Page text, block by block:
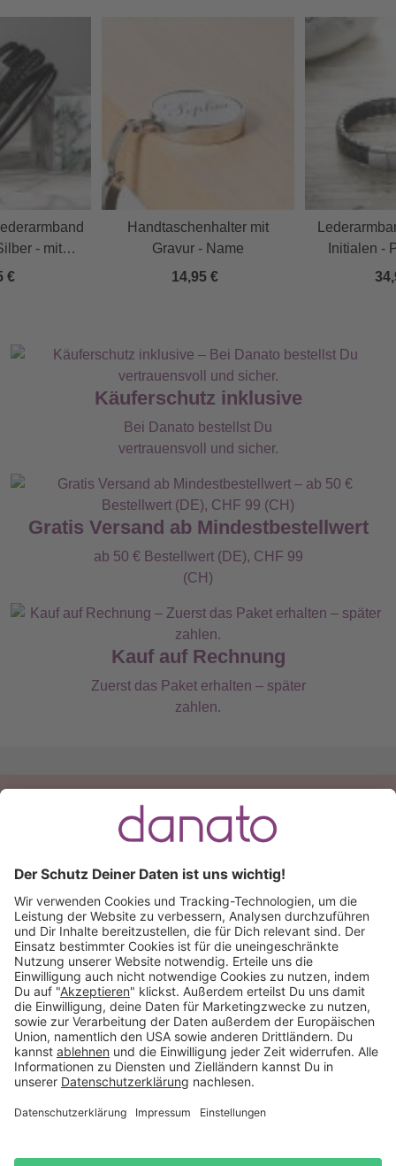
- mit
€
Handtaschenhalter mit
Gravur - Name
14,95 €
Initialen -
Käuferschutz inklusive
Bei Danato bestellst Du
vertrauensvoll und sicher.
Gratis Versand ab Mindestbestellwert
ab 50 € Bestellwert (DE), CHF 99
(CH)
Kauf auf Rechnung
Zuerst das Paket erhalten – später
zahlen.
Du hast eine Frage?
+49 (0) 511 51 56 0300
schreib uns eineE-Mail
Käuferschutz inklusive Kauf auf Rechnung
Mitglied im:
Deutschland